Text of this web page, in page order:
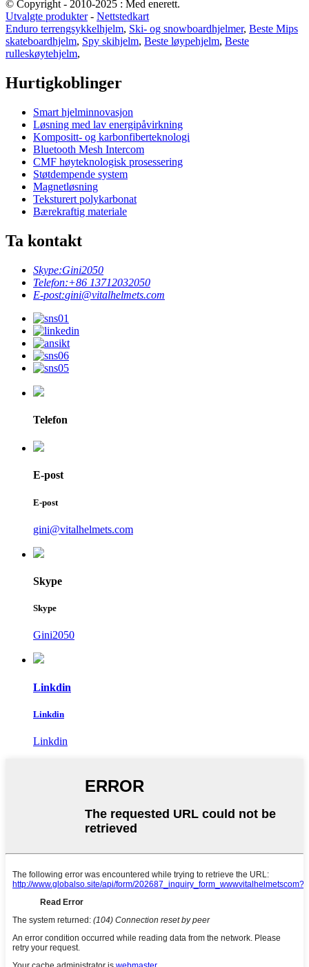
© Copyright - 2010-2025 : Med enerett.
Utvalgte produkter- Nettstedkart
Enduro terrengsykkelhjelm, Ski- og snowboardhjelmer, Beste Mips
skateboardhjelm, Spy skihjelm, Beste løypehjelm, Beste
rulleskøytehjelm,
Hurtigkoblinger
Smart hjelminnovasjon
Løsning med lav energipåvirkning
Kompositt- og karbonfiberteknologi
Bluetooth Mesh Intercom
CMF høyteknologisk prosessering
Støtdempende system
Magnetløsning
Teksturert polykarbonat
Bærekraftig materiale
Ta kontakt
Skype:Gini2050
Telefon:+86 13712032050
E-post:gini@vitalhelmets.com
Telefon
E-post
E-post
gini@vitalhelmets.com
Skype
Skype
Gini2050
Linkdin
Linkdin
Linkdin